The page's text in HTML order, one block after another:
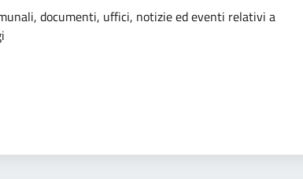
dell'argomento
documenti, uffici, notizie ed eventi relativi a